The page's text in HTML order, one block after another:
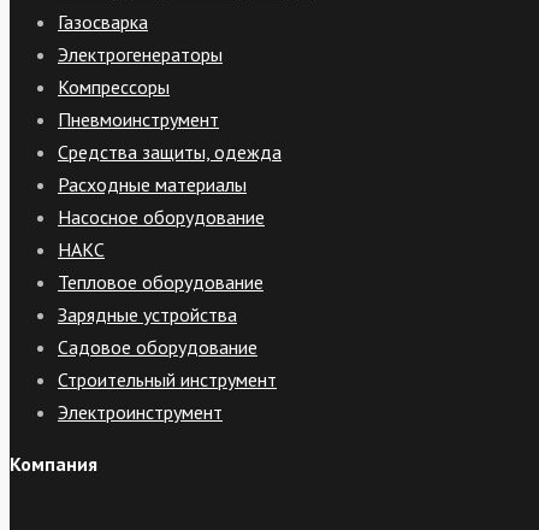
Газосварка
Электрогенераторы
Компрессоры
Пневмоинструмент
Средства защиты, одежда
Расходные материалы
Насосное оборудование
НАКС
Тепловое оборудование
Зарядные устройства
Садовое оборудование
Строительный инструмент
Электроинструмент
Компания